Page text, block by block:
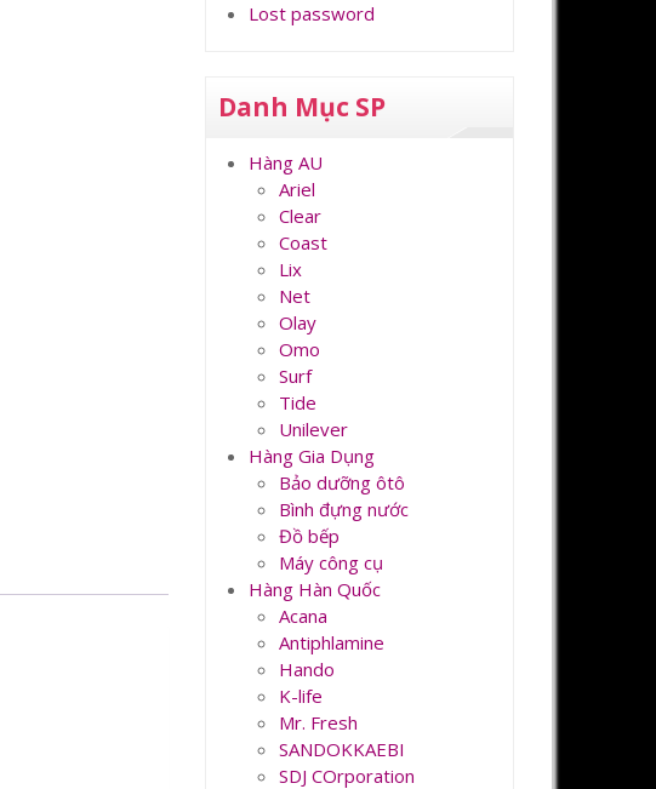
Lost password
Danh Mục SP
Hàng AU
Ariel
Clear
Coast
Lix
Net
Olay
Omo
Surf
Tide
Unilever
Hàng Gia Dụng
Bảo dưỡng ôtô
Bình đựng nước
Đồ bếp
Máy công cụ
Hàng Hàn Quốc
Acana
Antiphlamine
Hando
K-life
Mr. Fresh
SANDOKKAEBI
SDJ COrporation